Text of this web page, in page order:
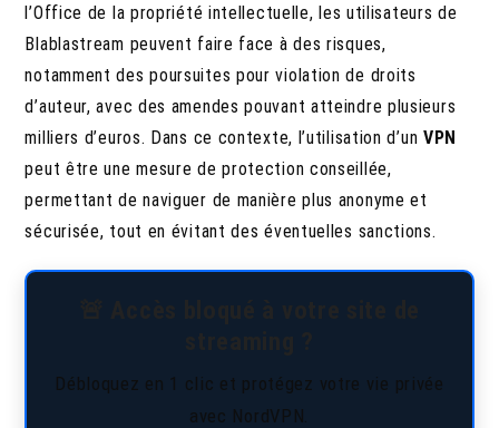
l’Office de la propriété intellectuelle, les utilisateurs de
Blablastream peuvent faire face à des risques,
notamment des poursuites pour violation de droits
d’auteur, avec des amendes pouvant atteindre plusieurs
milliers d’euros. Dans ce contexte, l’utilisation d’un VPN
peut être une mesure de protection conseillée,
permettant de naviguer de manière plus anonyme et
sécurisée, tout en évitant des éventuelles sanctions.
Débloquez en 1 clic et protégez votre vie privée
avec NordVPN.